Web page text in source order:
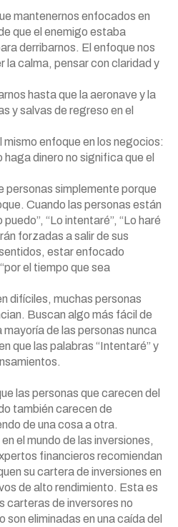
mantenernos enfocados en
que el enemigo estaba
derribarnos. El enfoque nos
la calma, pensar con claridad y
hasta que la aeronave y la
y salvas de regreso en el
enfoque en los negocios:
dinero no significa que el
personas simplemente porque
Cuando las personas están
“Lo intentaré”, “Lo haré
forzadas a salir de sus
estar enfocado
el tiempo que sea
difíciles, muchas personas
Buscan algo más fácil de
mayoría de las personas nunca
que las palabras “Intentaré” y
las personas que carecen del
también carecen de
de una cosa a otra.
el mundo de las inversiones,
financieros recomiendan
su cartera de inversiones en
de alto rendimiento. Esta es
carteras de inversores no
son eliminadas en una caída del